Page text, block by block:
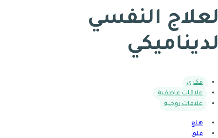
النفسي
فكري
علاقات عاطفية
علاقات زوجية
هلع
قلق